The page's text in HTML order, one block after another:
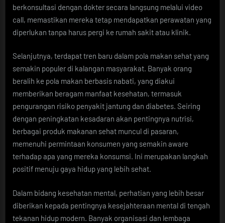
berkonsultasi dengan dokter secara langsung melalui video
call, memastikan mereka tetap mendapatkan perawatan yang
diperlukan tanpa harus pergi ke rumah sakit atau klinik.
Selanjutnya, terdapat tren baru dalam pola makan sehat yang
semakin populer di kalangan masyarakat. Banyak orang
beralih ke pola makan berbasis nabati, yang diakui
memberikan beragam manfaat kesehatan, termasuk
pengurangan risiko penyakit jantung dan diabetes. Seiring
dengan peningkatan kesadaran akan pentingnya nutrisi,
berbagai produk makanan sehat muncul di pasaran,
memenuhi permintaan konsumen yang semakin aware
terhadap apa yang mereka konsumsi. Ini merupakan langkah
positif menuju gaya hidup yang lebih sehat.
Dalam bidang kesehatan mental, perhatian yang lebih besar
diberikan kepada pentingnya kesejahteraan mental di tengah
tekanan hidup modern. Banyak organisasi dan lembaga